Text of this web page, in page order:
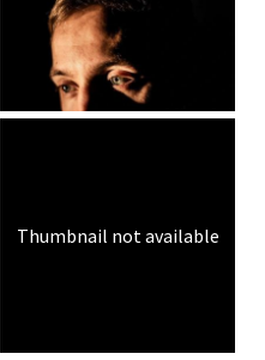
Thumbnail not available